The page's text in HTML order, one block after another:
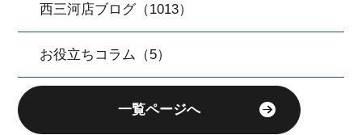
西三河店ブログ（1013）
お役立ちコラム（5）
一覧ページへ